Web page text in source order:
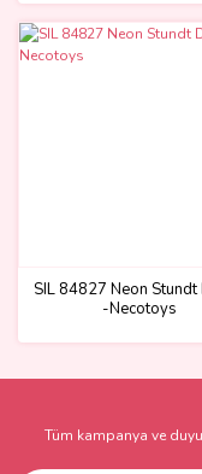
SIL 84827 Neon
-Necotoys
Tüm kampanya ve